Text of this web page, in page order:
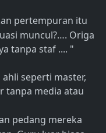
pertempuran itu
muncul?…. Origa
tanpa staf .... "
seperti master,
tanpa media atau
pedang mereka